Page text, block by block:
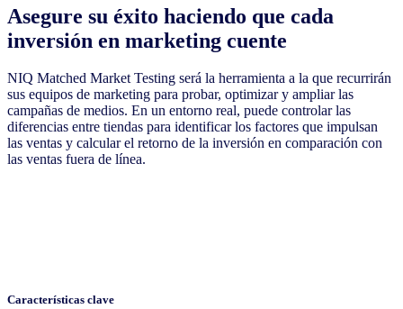
Asegure su éxito haciendo que cada
inversión en marketing cuente
NIQ Matched Market Testing será la herramienta a la que recurrirán
sus equipos de marketing para probar, optimizar y ampliar las
campañas de medios. En un entorno real, puede controlar las
diferencias entre tiendas para identificar los factores que impulsan
las ventas y calcular el retorno de la inversión en comparación con
las ventas fuera de línea.
Características clave